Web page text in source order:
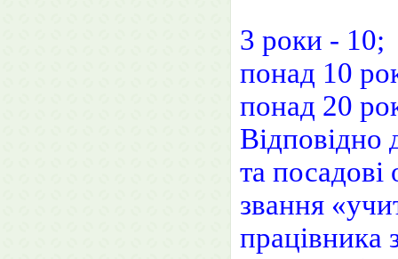
3 роки - 10;
понад 10
понад 20
Відповідно
та посадові
звання
працівника